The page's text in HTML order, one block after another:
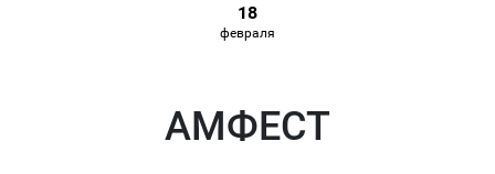
18
февраля
АМФЕСТ